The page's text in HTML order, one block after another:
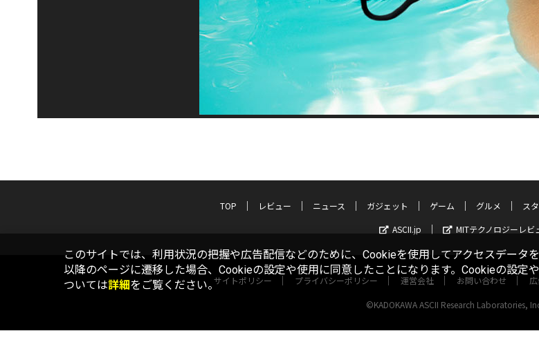
TOP レビュー ニュース ガジェット ゲーム グルメ ス
ASCII.jp
MITテクノロジーレビ
サイトポリシー プライバシーポリシー 運営会社 お問い合わせ
©KADOKAWA ASCII Research Laboratories,
このサイトでは、利用状況の把握や広告配信などのために、Cookieを使用してアクセスデータ
以降のページに遷移した場合、Cookieの設定や使用に同意したことになります。Cookieの設定
ついては詳細をご覧ください。